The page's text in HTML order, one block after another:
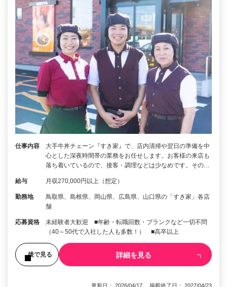
仕事内容
大手牛丼チェーン『すき家』で、店内清掃や翌日の準備を中
心とした深夜時間帯の業務をお任せします。お客様の来店も
落ち着いているので、接客・調理などは少なめです。その…
給与 月収270,000円以上（想定）
勤務地
鳥取県、島根県、岡山県、広島県、山口県の「すき家」各店
舗
応募資格
未経験者大歓迎 ■年齢・転職回数・ブランクなど一切不問
（40～50代で入社した人も多数！） ■高卒以上
後で見る 詳細を見る
更新日： 2026/04/17 掲載終了日： 2027/04/23